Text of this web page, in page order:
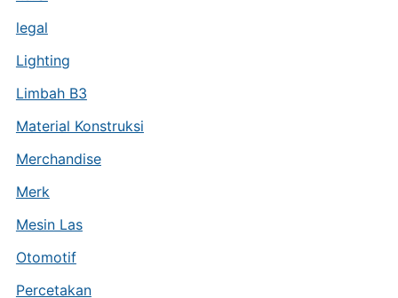
legal
Lighting
Limbah B3
Material Konstruksi
Merchandise
Merk
Mesin Las
Otomotif
Percetakan